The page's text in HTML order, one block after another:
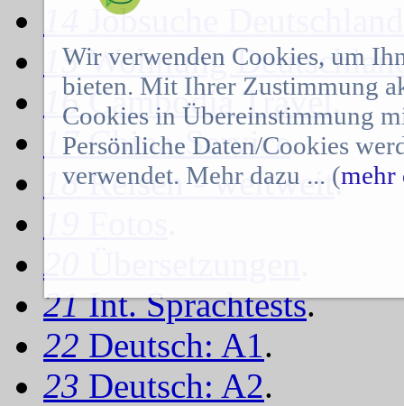
Jobsuche Deutschland
15Wohnung
16Cambodia Travel.
17China-Service.
18Reisen - weltweit.
20
21Int. Sprachtests.
22 Deutsch: A1.
23 Deutsch: A2.
Wir verwenden Cookies, um
bieten. Mit Ihrer Zustimmung
Cookies in Übereinstimmung
Persönliche Daten/Cookies
verwendet. Mehr dazu ... (mehr